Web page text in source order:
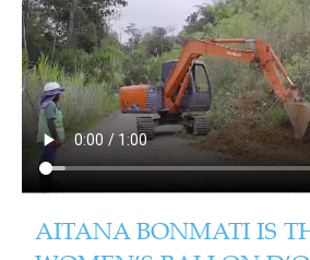
AITANA BONMATI IS